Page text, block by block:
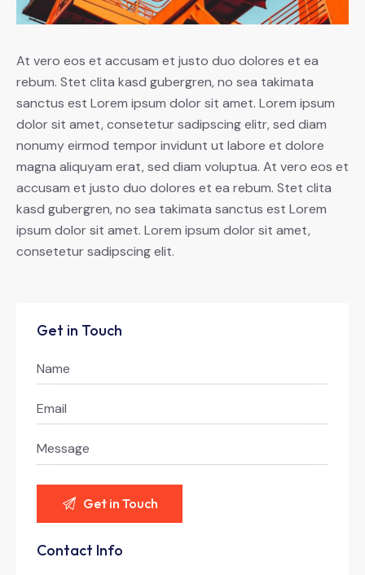
At vero eos et accusam et justo duo dolores et ea
rebum. Stet clita kasd gubergren, no sea takimata
sanctus est Lorem ipsum dolor sit amet. Lorem ipsum
dolor sit amet, consetetur sadipscing elitr, sed diam
nonumy eirmod tempor invidunt ut labore et dolore
magna aliquyam erat, sed diam voluptua. At vero eos et
accusam et justo duo dolores et ea rebum. Stet clita
kasd gubergren, no sea takimata sanctus est Lorem
ipsum dolor sit amet. Lorem ipsum dolor sit amet,
consetetur sadipscing elit.
Get in Touch
Contact Info